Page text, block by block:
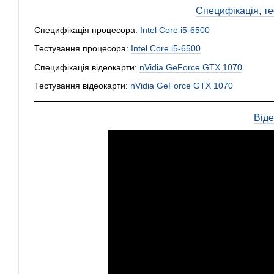
Специфікація,
Специфікація процесора: Intel Core i5-6500
Тестування процесора: Intel Core i5-6500
Специфікація відеокарти: nVidia GeForce GTX 1070
Тестування відеокарти: nVidia GeForce GTX 1070